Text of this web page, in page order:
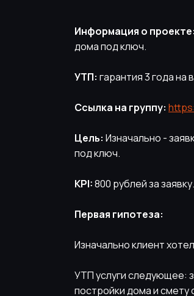
Информация о проекте:
дома под ключ.
УТП: гарантия 3 года на
Ссылка на группу:
Цель: Изначально -
под ключ.
KPI:800 рублей за заявку.
Первая гипотеза:
Изначально клиент
УТП услуги следующее:
постройки дома и смету